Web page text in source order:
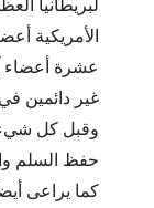
الأمريكية
عشرة أعضاء
غير دائمين
وقبل كل شيء
حفظ السلم
كما يراعى